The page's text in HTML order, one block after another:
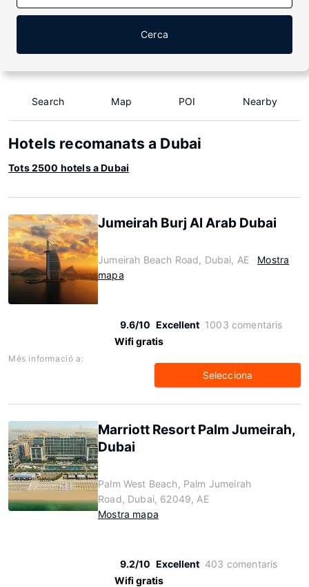
Cerca
Search Map POI Nearby
Hotels recomanats a Dubai
Tots 2500 hotels a Dubai
Jumeirah Burj Al Arab Dubai
Jumeirah Beach Road, Dubai, AE
Mostra
mapa
9.6/10 Excellent 1003 comentaris
Wifi gratis
Més informació a:
Selecciona
Marriott Resort Palm Jumeirah,
Dubai
Palm West Beach, Palm Jumeirah
Road, Dubai, 62049, AE
Mostra mapa
9.2/10 Excellent 403 comentaris
Wifi gratis